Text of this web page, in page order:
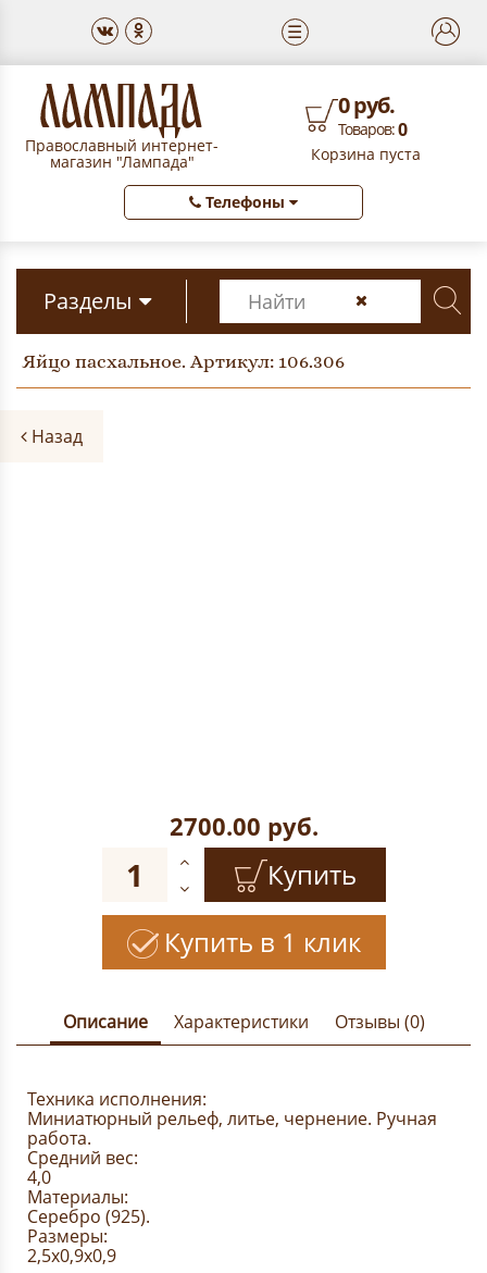
☰
Православный интернет-
магазин "Лампада"
0 руб.
Товаров:0
Корзина пуста
Телефоны
Разделы
Яйцо пасхальное. Артикул: 106.306
Назад
2700.00 руб.
Купить
Купить в 1 клик
Описание Характеристики Отзывы (0)
Техника исполнения:
Миниатюрный рельеф, литье, чернение. Ручная
работа.
Средний вес:
4,0
Материалы:
Серебро (925).
Размеры:
2,5х0,9х0,9